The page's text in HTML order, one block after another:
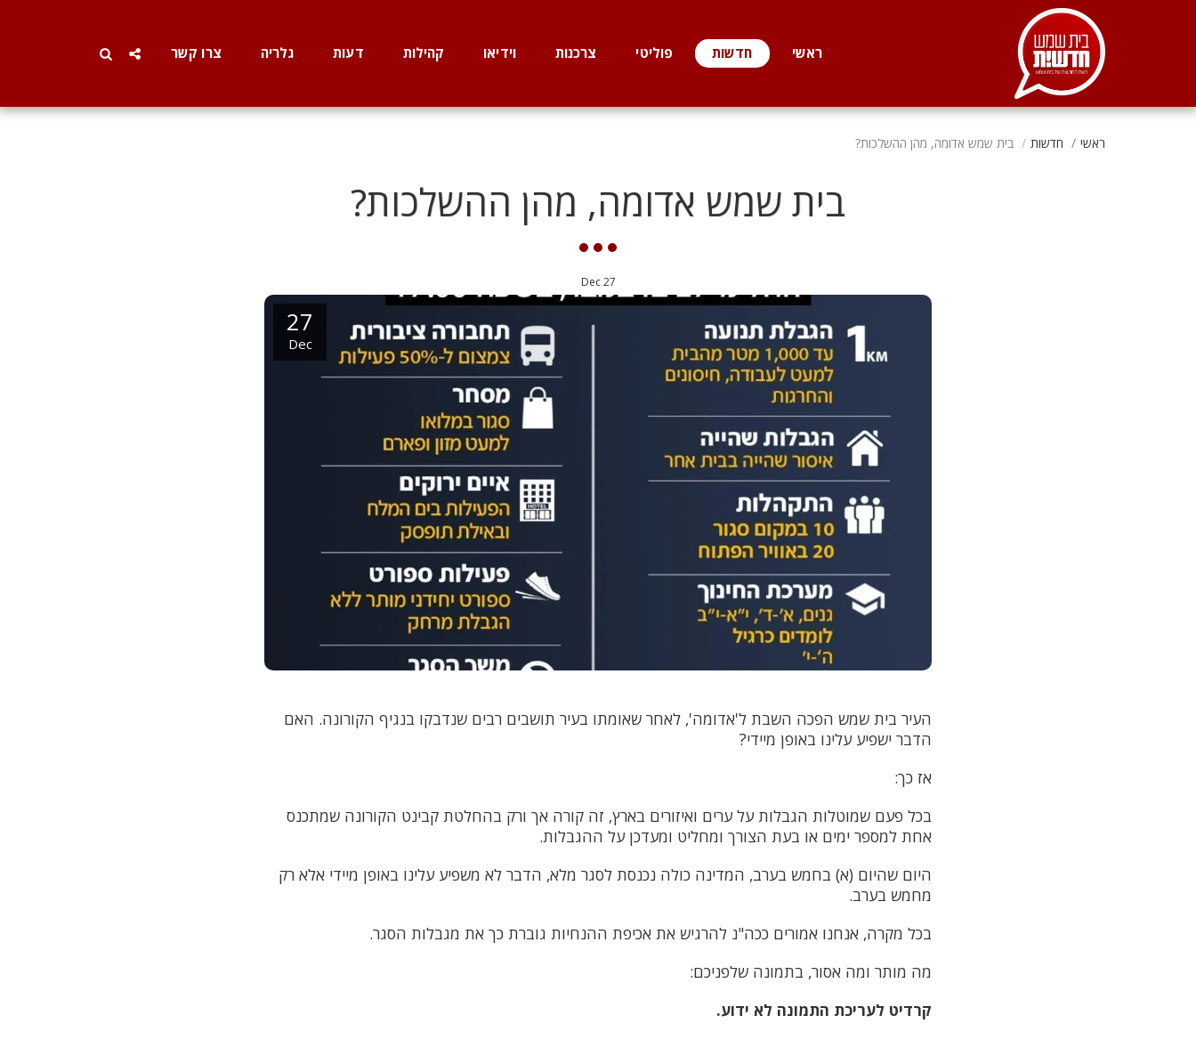
ראשי חדשות פוליטי צרכנות וידיאו קהילות דעות גלריה צרו קשר
ראשי חדשות בית שמש אדומה, מהן ההשלכות?
בית שמש אדומה, מהן ההשלכות?
27
Dec
27
Dec
העיר בית שמש הפכה השבת ל'אדומה', לאחר שאומתו בעיר תושבים רבים שנדבקו בנגיף הקורונה. האם
הדבר ישפיע עלינו באופן מיידי?
אז כך:
בכל פעם שמוטלות הגבלות על ערים ואיזורים בארץ, זה קורה אך ורק בהחלטת קבינט הקורונה שמתכנס
אחת למספר ימים או בעת הצורך ומחליט ומעדכן על ההגבלות.
היום שהיום (א) בחמש בערב, המדינה כולה נכנסת לסגר מלא, הדבר לא משפיע עלינו באופן מיידי אלא רק
מחמש בערב.
בכל מקרה, אנחנו אמורים ככה"נ להרגיש את אכיפת ההנחיות גוברת כך את מגבלות הסגר.
מה מותר ומה אסור, בתמונה שלפניכם:
קרדיט לעריכת התמונה לא ידוע.